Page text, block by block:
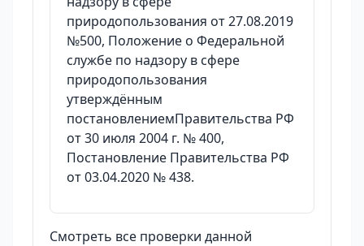
природопользования от 27.08.2019
№500, Положение о Федеральной
службе по надзору в сфере
природопользования
утверждённым
постановлениемПравительства РФ
от 30 июля 2004 г. № 400,
Постановление Правительства РФ
от 03.04.2020 № 438.
Смотреть все проверки данной